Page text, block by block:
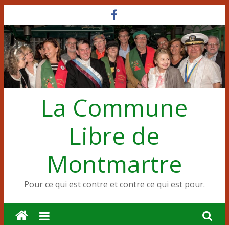
au
contenu
La Commune
Libre de
Montmartre
Pour ce qui est contre et contre ce qui est pour.